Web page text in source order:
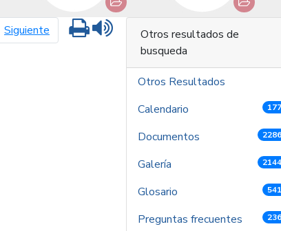
Siguientepágina siguiente
Imprimir
Otros resultados de
busqueda
Otros Resultados
Calendario
177
Documentos 2286
Galería 2144
Glosario 541
Preguntas frecuentes 236